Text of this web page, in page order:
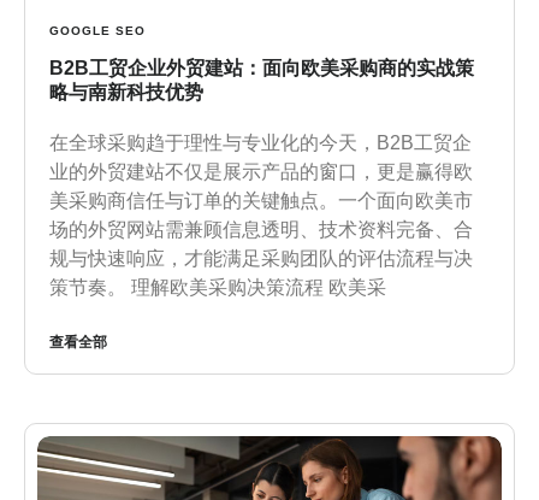
GOOGLE SEO
B2B工贸企业外贸建站：面向欧美采购商的实战策
略与南新科技优势
在全球采购趋于理性与专业化的今天，B2B工贸企
业的外贸建站不仅是展示产品的窗口，更是赢得欧
美采购商信任与订单的关键触点。一个面向欧美市
场的外贸网站需兼顾信息透明、技术资料完备、合
规与快速响应，才能满足采购团队的评估流程与决
策节奏。 理解欧美采购决策流程 欧美采
查看全部